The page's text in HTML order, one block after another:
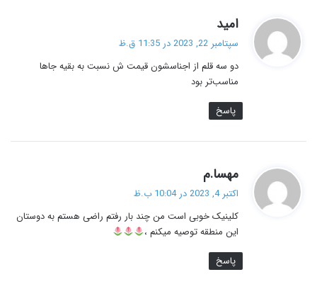
امید
ت
:
سپتامبر 22, 2023 در 11:35 ق.ظ
دو سه قلم از اجناسشون قیمت ش نسبت به بقیه جاها
مناسب‌تر بود
پاسخ
مهسا.م
ف
:
اکتبر 4, 2023 در 10:04 ب.ظ
کلینیک خوبی است من چند بار رفتم راضی هستم به دوستان
این منطقه توصیه میکنم ،
پاسخ